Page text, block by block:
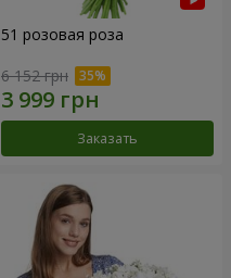
51 розовая роза
6 152 грн
Заказать